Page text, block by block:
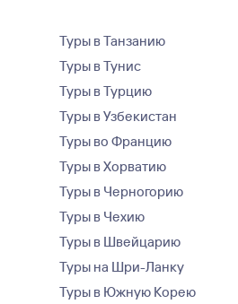
Туры в Танзанию
Туры в Тунис
Туры в Турцию
Туры в Узбекистан
Туры во Францию
Туры в Хорватию
Туры в Черногорию
Туры в Чехию
Туры в Швейцарию
Туры на Шри-Ланку
Туры в Южную Корею